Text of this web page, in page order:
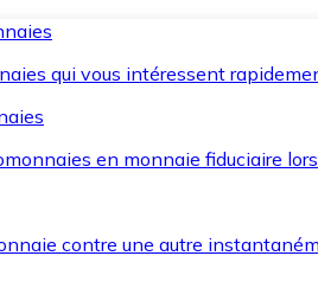
qui vous intéressent
en monnaie fiduciaire
contre une autre